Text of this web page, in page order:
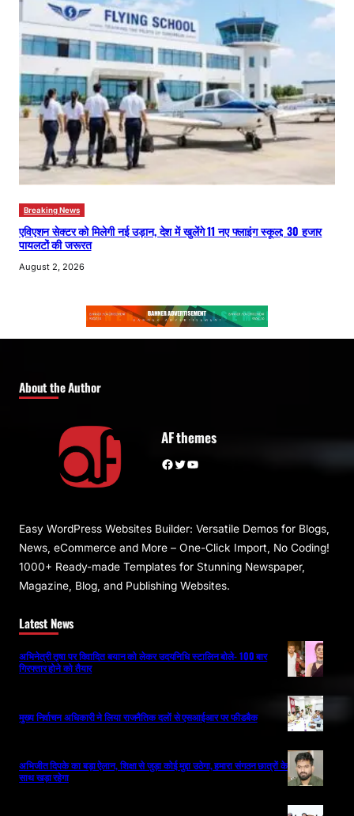
Breaking News
एविएशन सेक्टर को मिलेगी नई उड़ान, देश में खुलेंगे 11 नए फ्लाइंग स्कूल; 30 हजार
पायलटों की जरूरत
August 2, 2026
About the Author
AF themes
Facebook Twitter YouTube
Easy WordPress Websites Builder: Versatile Demos for Blogs,
News, eCommerce and More – One-Click Import, No Coding!
1000+ Ready-made Templates for Stunning Newspaper,
Magazine, Blog, and Publishing Websites.
Latest News
अभिनेत्री तृषा पर विवादित बयान को लेकर उदयनिधि स्टालिन बोले- 100 बार
गिरफ्तार होने को तैयार
मुख्य निर्वाचन अधिकारी ने लिया राजनैतिक दलों से एसआईआर पर फीडबैक
अभिजीत दिपके का बड़ा ऐलान, शिक्षा से जुड़ा कोई मुद्दा उठेगा, हमारा संगठन छात्रों के
साथ खड़ा रहेगा